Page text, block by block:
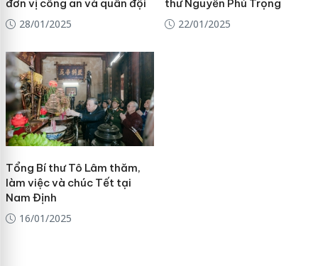
đơn vị công an và quân đội
28/01/2025
thư Nguyễn Phú Trọng
22/01/2025
Tổng Bí thư Tô Lâm thăm,
làm việc và chúc Tết tại
Nam Định
16/01/2025